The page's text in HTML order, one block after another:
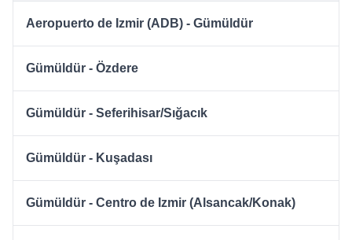
Aeropuerto de Izmir (ADB) - Gümüldür
Gümüldür - Özdere
Gümüldür - Seferihisar/Sığacık
Gümüldür - Kuşadası
Gümüldür - Centro de Izmir (Alsancak/Konak)